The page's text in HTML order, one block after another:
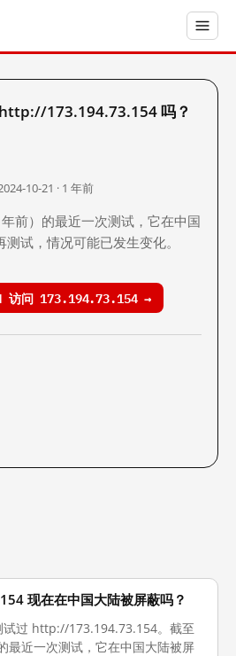
173.194.73.154 吗？
10-21 · 1 年前
前）的最近一次测试，它在中国
试，情况可能已发生变化。
访问 173.194.73.154 →
现在在中国大陆被屏蔽吗？
试过 http://173.194.73.154。截至
最近一次测试，它在中国大陆被屏